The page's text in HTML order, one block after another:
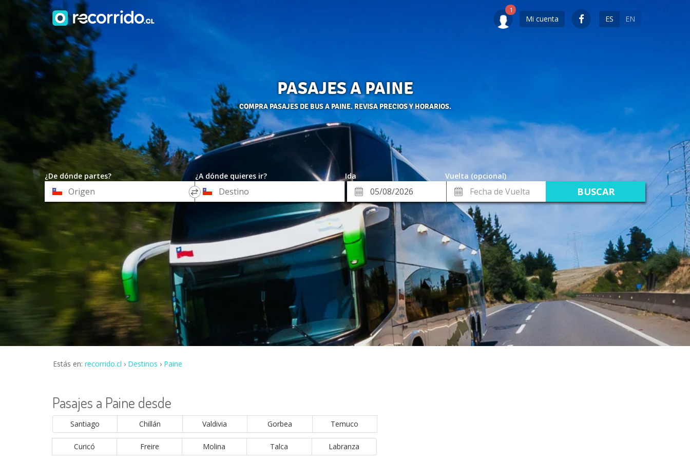
Mi cuenta ES EN
PASAJES A PAINE
COMPRA PASAJES DE BUS A PAINE. REVISA PRECIOS Y HORARIOS.
¿De dónde partes? ¿A dónde quieres ir? Ida
Vuelta (opcional)
Origen
*
Destino
Fecha
de
Fecha
de
Vuelta
Estás en: recorrido.cl Destinos Paine
Pasajes a Paine desde
Santiago Chillán Valdivia Gorbea Temuco
Curicó Freire Molina Talca Labranza